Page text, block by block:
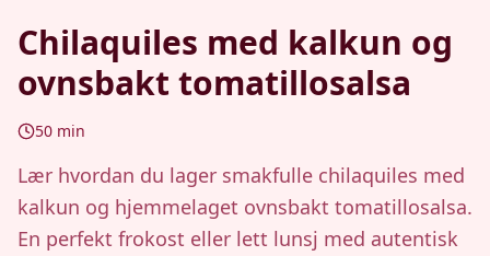
Chilaquiles med kalkun og
ovnsbakt tomatillosalsa
50 min
Lær hvordan du lager smakfulle chilaquiles med
kalkun og hjemmelaget ovnsbakt tomatillosalsa.
En perfekt frokost eller lett lunsj med autentisk